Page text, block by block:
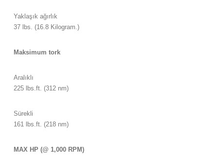
Yaklaşık ağırlık
37 lbs. (16.8 Kilogram.)
Maksimum tork
Aralıklı
225 lbs.ft. (312 nm)
Sürekli
161 lbs.ft. (218 nm)
MAX HP (@ 1,000 RPM)